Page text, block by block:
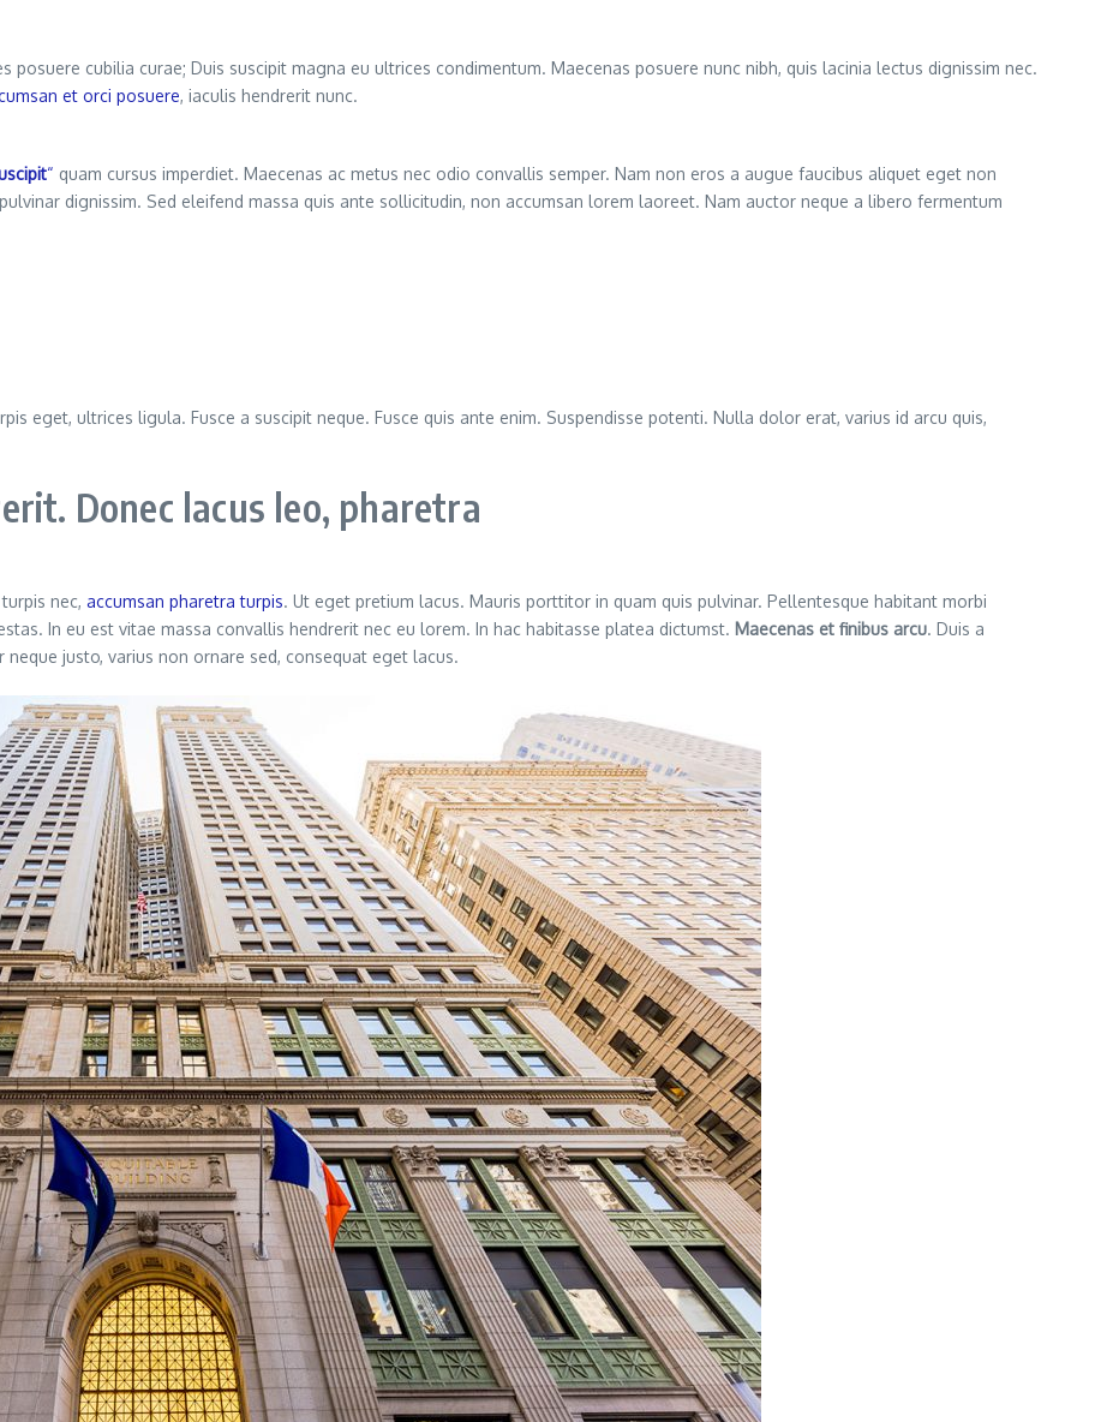
cubilia curae; Duis suscipit magna eu ultrices condimentum. Maecenas posuere nunc nibh, quis lacinia lectus dignissim nec.
et orci posuere, iaculis hendrerit nunc.
“ quam cursus imperdiet. Maecenas ac metus nec odio convallis semper. Nam non eros a augue faucibus aliquet eget non
dignissim. Sed eleifend massa quis ante sollicitudin, non accumsan lorem laoreet. Nam auctor neque a libero fermentum
eget, ultrices ligula. Fusce a suscipit neque. Fusce quis ante enim. Suspendisse potenti. Nulla dolor erat, varius id arcu quis,
Donec lacus leo, pharetra
nec, accumsan pharetra turpis. Ut eget pretium lacus. Mauris porttitor in quam quis pulvinar. Pellentesque habitant morbi
In eu est vitae massa convallis hendrerit nec eu lorem. In hac habitasse platea dictumst. Maecenas et finibus arcu. Duis a
justo, varius non ornare sed, consequat eget lacus.